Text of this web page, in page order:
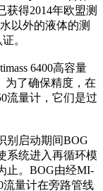
得2014年欧盟测
以外的液体的测
。
6400高容量
为了确保精度，在
流量计，它们是过
别启动期间BOG
系统进入再循环模
止。BOG由经MI-
流量计在旁路管线